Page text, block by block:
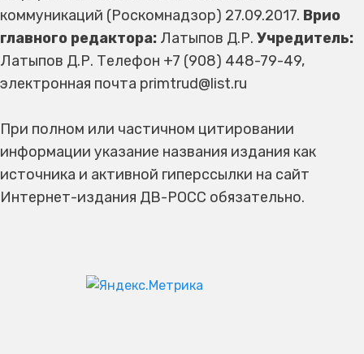
коммуникаций (Роскомнадзор) 27.09.2017. Врио
главного редактора: Латыпов Д.Р. Учредитель:
Латыпов Д.Р. Телефон +7 (908) 448-79-49,
электронная почта primtrud@list.ru
При полном или частичном цитировании
информации указание названия издания как
источника и активной гиперссылки на сайт
Интернет-издания ДВ-РОСС обязательно.